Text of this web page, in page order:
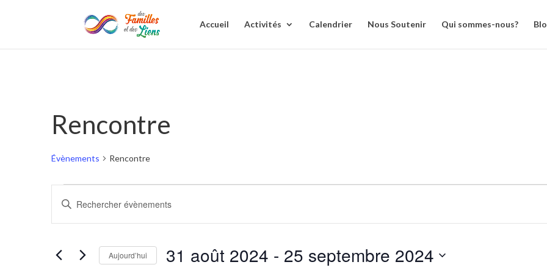
Accueil Activités Calendrier Nous Soutenir Qui sommes-nous?
Rencontre
Évènements Rencontre
Évènements
Recherche
et
de
Saisir
clé.
Évènements
Aujourd’hui 31 août 2024 - 25 septembre 2024